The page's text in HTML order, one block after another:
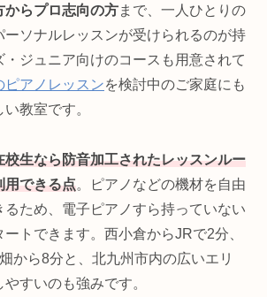
からプロ志向の方まで、一人ひとりの
ーソナルレッスンが受けられるのが持
・ジュニア向けのコースも用意されて
ピアノレッスンを検討中のご家庭にも
教室です。
校生なら防音加工されたレッスンルー
用できる点。ピアノなどの機材を自由
るため、電子ピアノすら持っていない
トできます。西小倉からJRで2分、
から8分と、北九州市内の広いエリ
すいのも強みです。